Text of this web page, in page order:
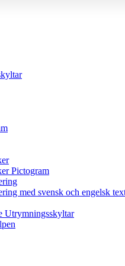
Pictogram
med svensk och engelsk
Utrymningsskyltar